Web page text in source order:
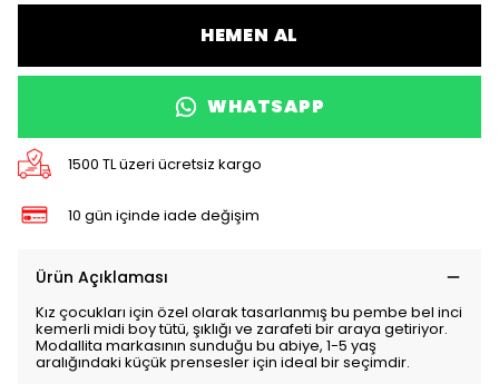
HEMEN AL
WHATSAPP
1500 TL üzeri ücretsiz kargo
10 gün içinde iade değişim
Ürün Açıklaması
Kız çocukları için özel olarak tasarlanmış bu pembe bel inci
kemerli midi boy tütü, şıklığı ve zarafeti bir araya getiriyor.
Modallita markasının sunduğu bu abiye, 1-5 yaş
aralığındaki küçük prensesler için ideal bir seçimdir.